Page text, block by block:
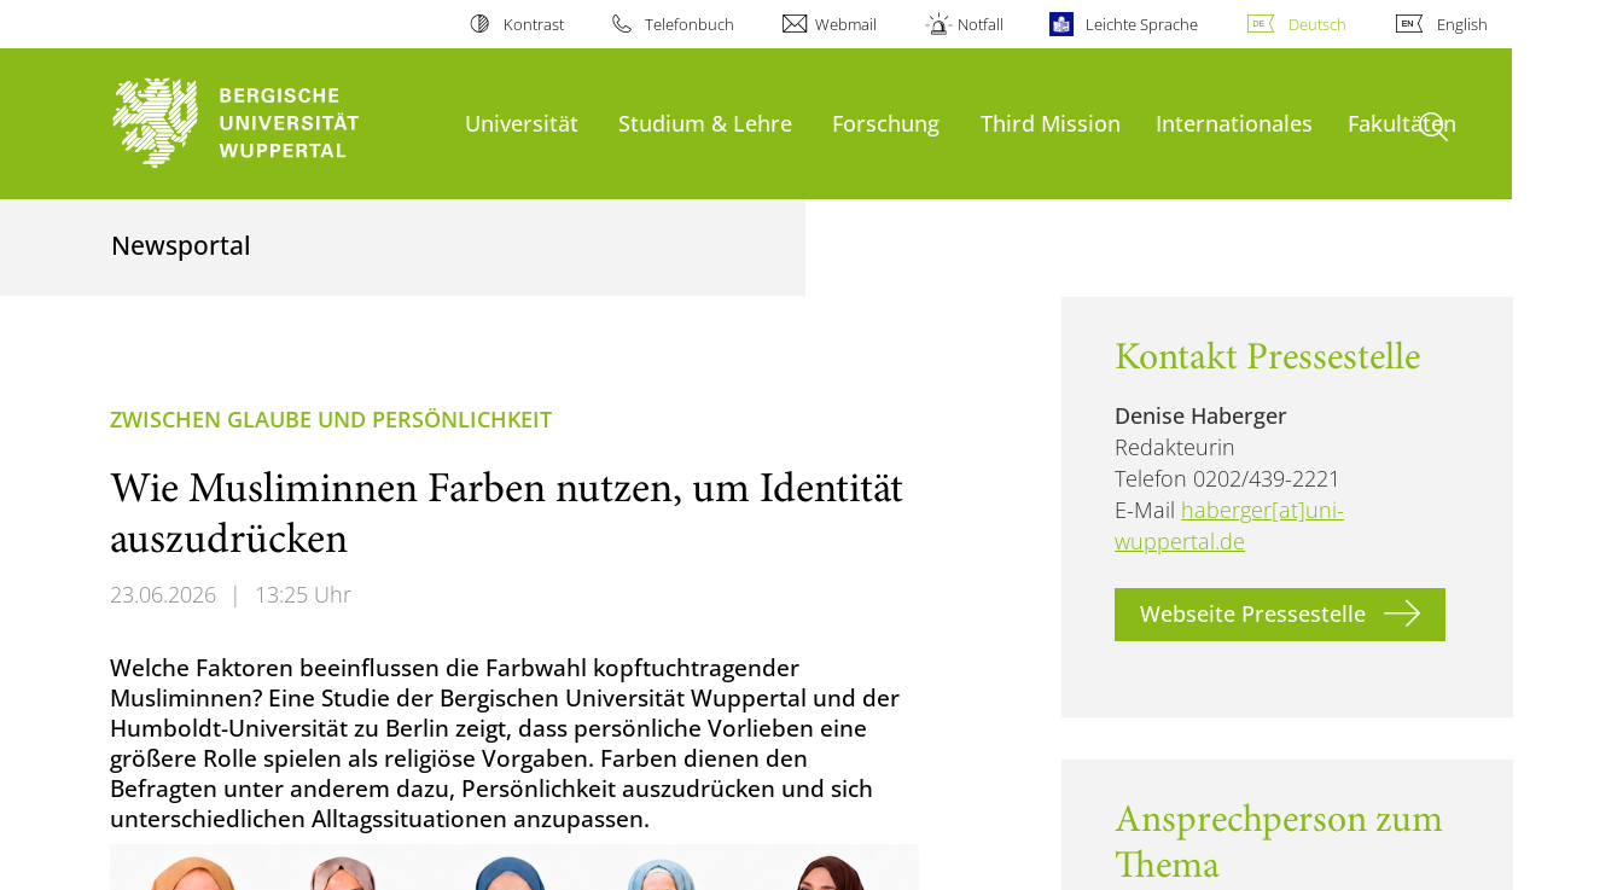
Kontrast Telefonbuch Webmail Notfall Leichte Sprache Deutsch English
Universität Studium & Lehre Forschung Third Mission Internationales FakultätenSuche öffnen
Newsportal
ZWISCHEN GLAUBE UND PERSÖNLICHKEIT
Wie Musliminnen Farben nutzen, um Identität
auszudrücken
23.06.2026 | 13:25 Uhr
Welche Faktoren beeinflussen die Farbwahl kopftuchtragender
Musliminnen? Eine Studie der Bergischen Universität Wuppertal und der
Humboldt-Universität zu Berlin zeigt, dass persönliche Vorlieben eine
größere Rolle spielen als religiöse Vorgaben. Farben dienen den
Befragten unter anderem dazu, Persönlichkeit auszudrücken und sich
unterschiedlichen Alltagssituationen anzupassen.
Kontakt Pressestelle
Denise Haberger
Redakteurin
Telefon 0202/439-2221
E-Mail haberger[at]uni-
wuppertal.de
Webseite Pressestelle
Ansprechperson zum
Thema